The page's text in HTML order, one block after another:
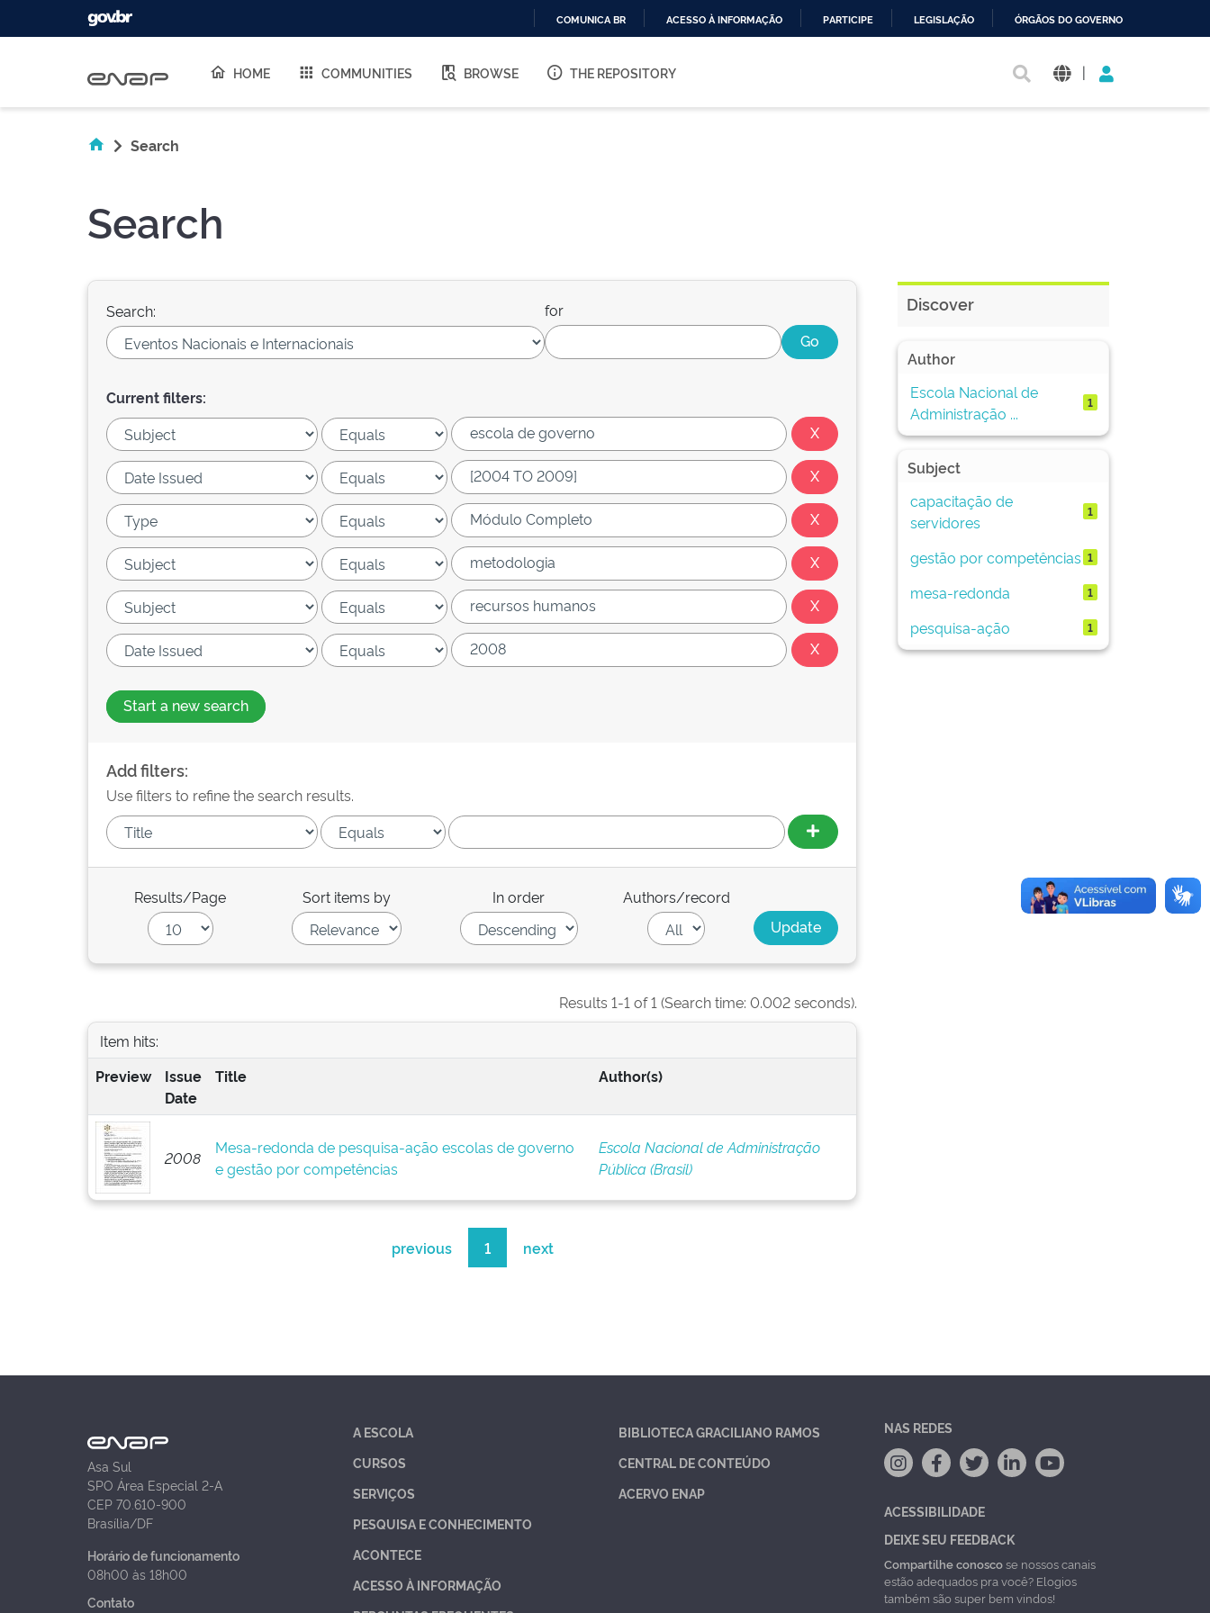
O
COMUNICA BR ACESSO À INFORMAÇÃO PARTICIPE LEGISLAÇÃO ÓRGÃOS DO GOVERNO
HOME COMMUNITIES BROWSE THE REPOSITORY |
Search
Search
Search: for
Current filters:
Start a new search
Add filters:
Use filters to refine the search results.
Results/Page Sort items by In order Authors/record
Results 1-1 of 1 (Search time: 0.002 seconds).
Item hits:
Preview
Issue
Date
Title Author(s)
2008
Mesa-redonda de pesquisa-ação escolas de governo
e gestão por competências
Escola Nacional de Administração
Pública (Brasil)
previous 1 next
Discover
Author
Escola Nacional de
Administração ...
1
Subject
capacitação de
servidores
1
gestão por competências 1
mesa-redonda 1
pesquisa-ação 1
Asa Sul
SPO Área Especial 2-A
CEP 70.610-900
Brasília/DF
Horário de funcionamento
08h00 às 18h00
Contato
A ESCOLA
CURSOS
SERVIÇOS
PESQUISA E CONHECIMENTO
ACONTECE
ACESSO À INFORMAÇÃO
BIBLIOTECA GRACILIANO RAMOS
CENTRAL DE CONTEÚDO
ACERVO ENAP
NAS REDES
ACESSIBILIDADE
DEIXE SEU FEEDBACK
Compartilhe conoscose nossos canais
estão adequados pra você? Elogios
também são super bem vindos!